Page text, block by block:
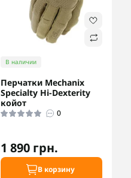
В наличии
Перчатки Mechanix
Specialty Hi-Dexterity
койот
0
1 890 грн.
В корзину